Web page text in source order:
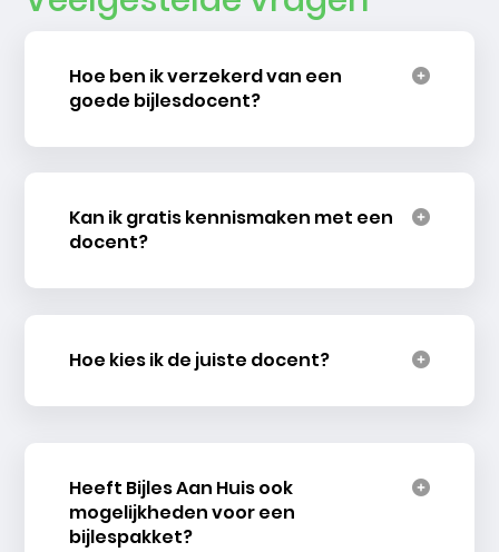
Hoe ben ik verzekerd van een
goede bijlesdocent?
Kan ik gratis kennismaken met een
docent?
Hoe kies ik de juiste docent?
Heeft Bijles Aan Huis ook
mogelijkheden voor een
bijlespakket?